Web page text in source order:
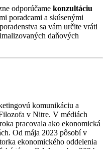
odporúčame konzultáciu
poradcami a skúsenými
sa vám určite vráti
daňových
komunikáciu a
v Nitre. V médiách
pracovala ako ekonomická
Od mája 2023 pôsobí v
ekonomického oddelenia